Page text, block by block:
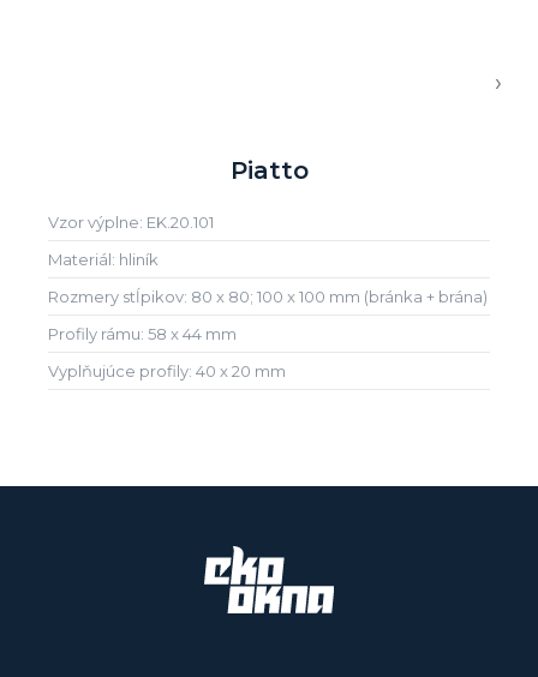
Piatto
Vzor výplne: EK.20.101
Materiál: hliník
Rozmery stĺpikov: 80 x 80; 100 x 100 mm (bránka + brána)
Profily rámu: 58 x 44 mm
Vyplňujúce profily: 40 x 20 mm
›